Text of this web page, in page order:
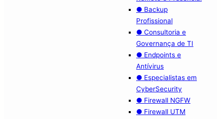
● Backup
Profissional
● Consultoria e
Governança de TI
● Endpoints e
Antívirus
● Especialistas em
CyberSecurity
● Firewall NGFW
● Firewall UTM